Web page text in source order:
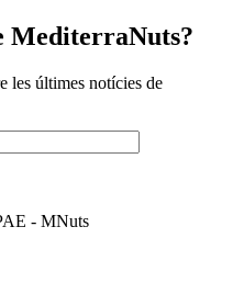
MediterraNuts?
les últimes notícies de